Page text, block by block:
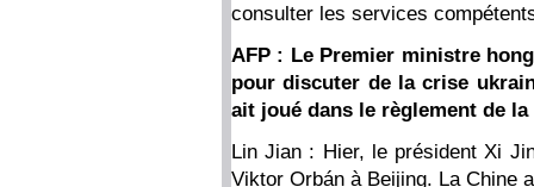
consulter les services
AFP : Le Premier ministre
pour discuter de la crise
ait joué dans le règlement de
Lin Jian : Hier, le président Xi
Viktor Orbán à Beijing. La Chine